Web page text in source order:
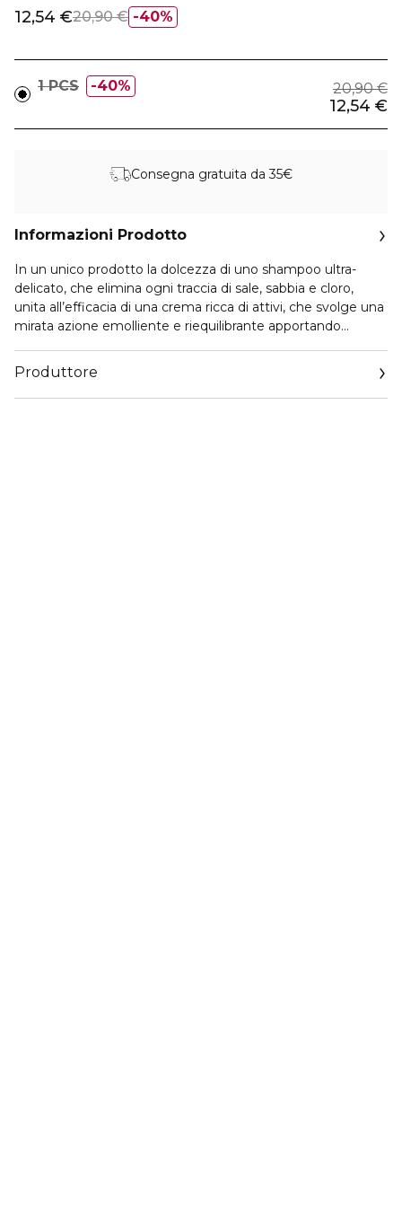
40%
12,54 €20,90 €
1 PCS 40% 20,90 €
12,54 €
Consegna gratuita da 35€
Informazioni Prodotto
In un unico prodotto la dolcezza di uno shampoo ultra-
delicato, che elimina ogni traccia di sale, sabbia e cloro,
unita all’efficacia di una crema ricca di attivi, che svolge una
mirata azione emolliente e riequilibrante apportando
vitalità e morbidezza ai capelli, ne migliora la pettinabilità ed
evita che si elettrizzino.
Produttore